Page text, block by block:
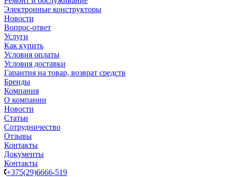
Электронные конструкторы
Новости
Вопрос-ответ
Услуги
Как купить
Условия оплаты
Условия доставки
Гарантия на товар, возврат средств
Бренды
Компания
О компании
Новости
Статьи
Сотрудничество
Отзывы
Контакты
Документы
Контакты
+375(29)6666-519